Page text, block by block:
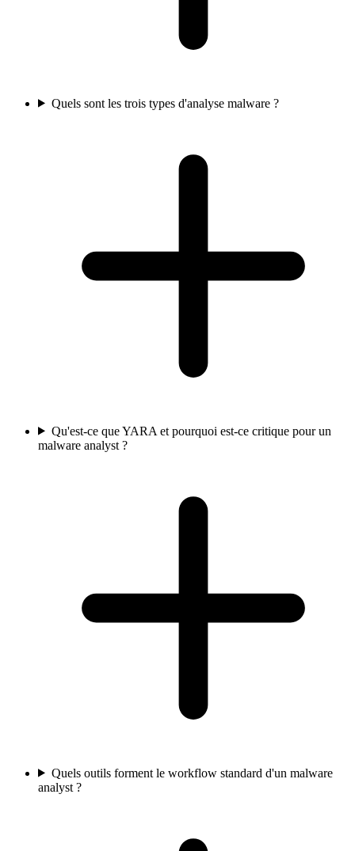
Quels sont les trois types d'analyse malware ?
Qu'est-ce que YARA et pourquoi est-ce critique pour un
malware analyst ?
Quels outils forment le workflow standard d'un malware
analyst ?